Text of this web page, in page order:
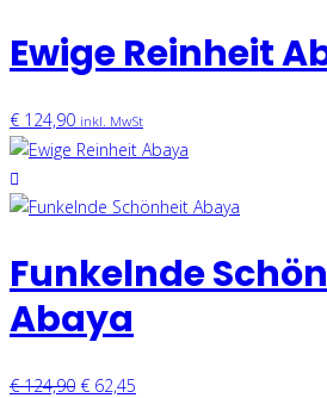
Ewige Reinheit
€ 124,90 inkl. MwSt
Funkelnde
Abaya
€124,90 € 62,45